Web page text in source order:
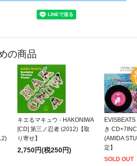
の商品
キエるマキュウ - HAKONIWA
[CD] 第三ノ忍者 (2012)【取
り寄せ】
2,750円(税250円)
き
(AMIDA
定】
SOLD OUT